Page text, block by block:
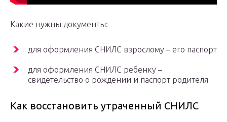
Какие нужны документы:
для оформления СНИЛС взрослому – его паспорт
для оформления СНИЛС ребенку –
свидетельство о рождении и паспорт родителя
Как восстановить утраченный СНИЛС